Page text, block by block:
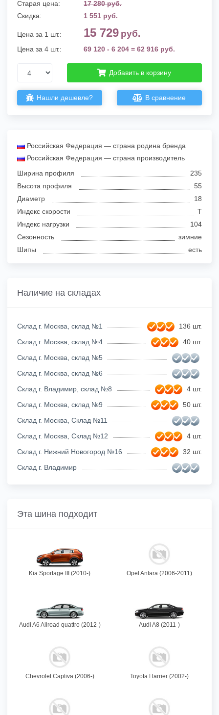
Старая цена:
17 280 руб.
Скидка:
1 551 руб.
Цена за 1 шт.: 15 729 руб.
Цена за 4 шт.: 69 120 - 6 204 = 62 916 руб.
Добавить в корзину
Нашли дешевле? В сравнение
Российская Федерация — страна родина бренда
Российская Федерация — страна производитель
Ширина профиля
235
Высота профиля
55
Диаметр
18
Индекс скорости
T
Индекс нагрузки
104
Сезонность
зимние
Шипы
есть
Наличие на складах
Склад г. Москва, склад №1
136 шт.
Склад г. Москва, склад №4
40 шт.
Склад г. Москва, склад №5
Склад г. Москва, склад №6
Склад г. Владимир, склад №8
4 шт.
Склад г. Москва, склад №9
50 шт.
Склад г. Москва, Склад №11
Склад г. Москва, Склад №12
4 шт.
Склад г. Нижний Новогород №16
32 шт.
Склад г. Владимир
Эта шина подходит
Kia Sportage III (2010-) Opel Antara (2006-2011)
Audi A6 Allroad quattro (2012-) Audi A8 (2011-)
Chevrolet Captiva (2006-) Toyota Harrier (2002-)